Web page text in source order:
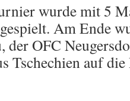
wurde mit 5
Am Ende
OFC
Tschechien auf